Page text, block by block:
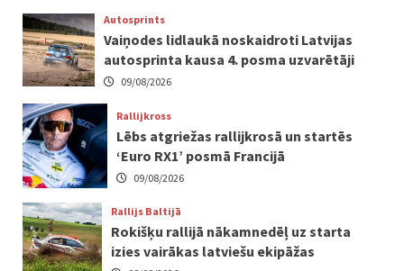
Autosprints
Vaiņodes lidlaukā noskaidroti Latvijas
autosprinta kausa 4. posma uzvarētāji
09/08/2026
Rallijkross
Lēbs atgriežas rallijkrosā un startēs
‘Euro RX1’ posmā Francijā
09/08/2026
Rallijs Baltijā
Rokišķu rallijā nākamnedēļ uz starta
izies vairākas latviešu ekipāžas